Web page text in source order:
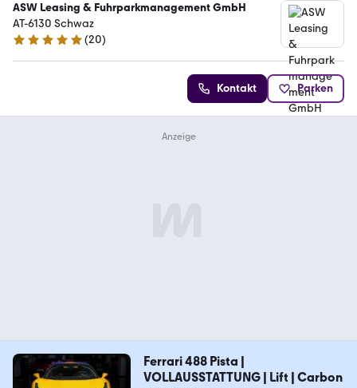
ASW Leasing & Fuhrparkmanagement GmbH
AT-6130 Schwaz
4.8 Sterne
(20)
Kontakt Parken
Ferrari 488 Pista |
VOLLAUSSTATTUNG | Lift | Carbon